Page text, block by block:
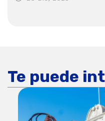
Te puede